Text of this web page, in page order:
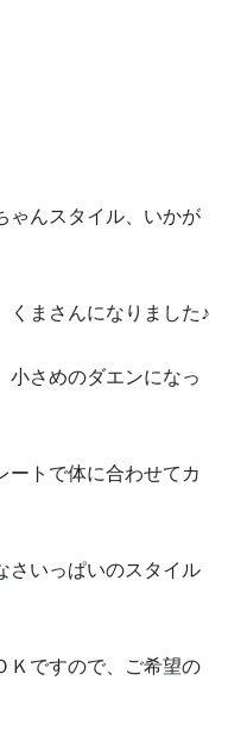
ゃんスタイル、いかが
くまさんになりました♪
小さめのダエンになっ
ートで体に合わせてカ
さいっぱいのスタイル
Ｋですので、ご希望の